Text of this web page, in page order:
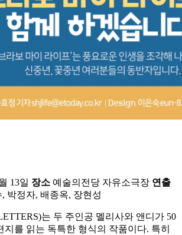
13일 장소 예술의전당 자유소극장 연출
, 박정자, 배종옥, 장현성
는 두 주인공 멜리사와 앤디가 50
지를 읽는 독특한 형식의 작품이다. 특히